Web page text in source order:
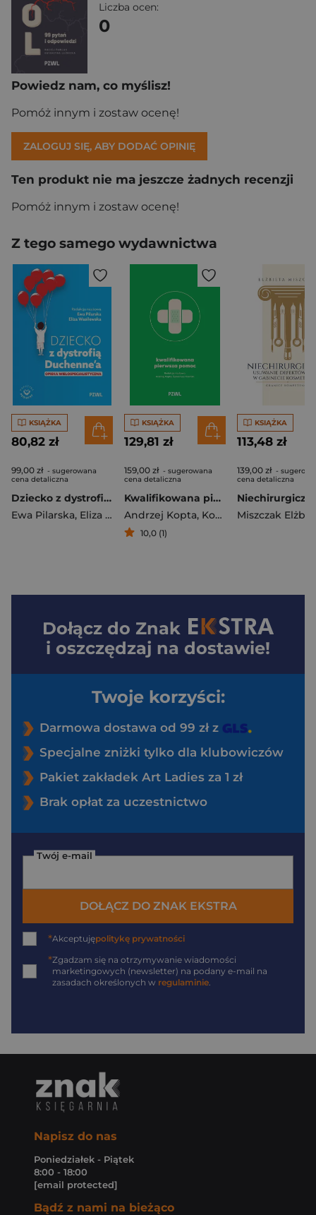
Liczba ocen:
0
Powiedz nam, co myślisz!
Pomóż innym i zostaw ocenę!
ZALOGUJ SIĘ, ABY DODAĆ OPINIĘ
Ten produkt nie ma jeszcze żadnych recenzji
Pomóż innym i zostaw ocenę!
Z tego samego wydawnictwa
KSIĄŻKA
80,82 zł
99,00 zł - sugerowana
cena detaliczna
Dziecko z dystrofią Duchenne’a
Ewa Pilarska, Eliza Wasilewska
KSIĄŻKA
129,81 zł
159,00 zł - sugerowana
cena detaliczna
Kwalifikowana pierwsza pomoc
Andrzej Kopta, Kosiński Sylweriusz
10,0 (1)
KSIĄŻKA
113,48 zł
139,00 zł -
cena detaliczna
Miszczak
Dołącz do Znak
i oszczędzaj na dostawie!
Twoje korzyści:
Darmowa dostawa od 99 zł z
Specjalne zniżki tylko dla klubowiczów
Pakiet zakładek Art Ladies za 1 zł
Brak opłat za uczestnictwo
Twój e-mail
DOŁĄCZ DO ZNAK EKSTRA
*Akceptujępolitykę prywatności
*Zgadzam się na otrzymywanie wiadomości
marketingowych (newsletter) na podany e-mail na
zasadach określonych w regulaminie.
Napisz do nas
Poniedziałek - Piątek
8:00 - 18:00
[email protected]
Bądź z nami na bieżąco